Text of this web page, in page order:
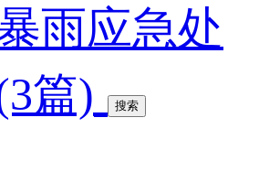
雨应急处
篇)
搜索